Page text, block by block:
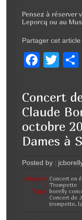
Pensez à réserver
Leporcq ou au
Partager cet article
F
c
e
b
o
k
T
tt
er
Concert
Claude
octobre
Dames à
Posted by :
Category
:
Concert en
Trompette
Tags: borelly
Concert de
trompette,